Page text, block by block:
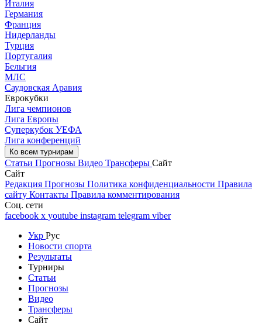
Италия
Германия
Франция
Нидерланды
Турция
Португалия
Бельгия
МЛС
Саудовская Аравия
Еврокубки
Лига чемпионов
Лига Европы
Суперкубок УЕФА
Лига конференций
Ко всем турнирам
Статьи Прогнозы Видео Трансферы Сайт
Сайт
Редакция Прогнозы Политика конфиденциальности Правила
сайту Контакты Правила комментирования
Соц. сети
facebook x youtube instagram telegram viber
Укр Рус
Новости спорта
Результаты
Турниры
Статьи
Прогнозы
Видео
Трансферы
Сайт